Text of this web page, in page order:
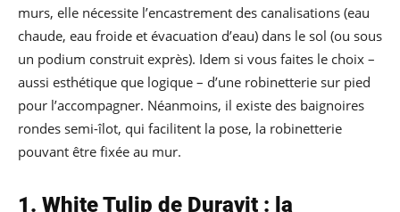
murs, elle nécessite l’encastrement des canalisations (eau
chaude, eau froide et évacuation d’eau) dans le sol (ou sous
un podium construit exprès). Idem si vous faites le choix –
aussi esthétique que logique – d’une robinetterie sur pied
pour l’accompagner. Néanmoins, il existe des baignoires
rondes semi-îlot, qui facilitent la pose, la robinetterie
pouvant être fixée au mur.
1. White Tulip de Duravit : la